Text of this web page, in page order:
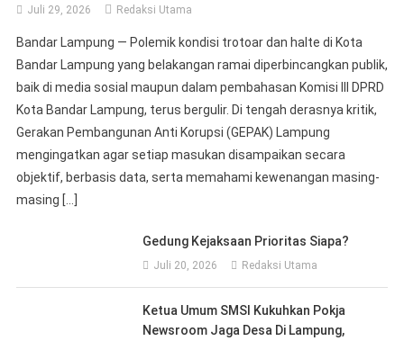
Juli 29, 2026 Redaksi Utama
Bandar Lampung — Polemik kondisi trotoar dan halte di Kota
Bandar Lampung yang belakangan ramai diperbincangkan publik,
baik di media sosial maupun dalam pembahasan Komisi III DPRD
Kota Bandar Lampung, terus bergulir. Di tengah derasnya kritik,
Gerakan Pembangunan Anti Korupsi (GEPAK) Lampung
mengingatkan agar setiap masukan disampaikan secara
objektif, berbasis data, serta memahami kewenangan masing-
masing […]
Gedung Kejaksaan Prioritas Siapa?
Juli 20, 2026 Redaksi Utama
Ketua Umum SMSI Kukuhkan Pokja
Newsroom Jaga Desa Di Lampung,